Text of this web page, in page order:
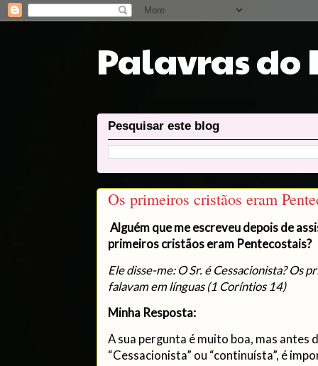
Palavras do
Pesquisar este blog
Os primeiros cristãos eram
Alguém que me escreveu depois de
primeiros cristãos eram Pentecostais?
Ele disse-me: O Sr. é Cessacionista? Os
falavam em línguas (1 Coríntios 14)
Minha Resposta:
A sua pergunta é muito boa, mas antes
“Cessacionista” ou “continuísta”, é